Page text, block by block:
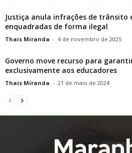
Justiça anula infrações de trânsito
enquadradas de forma ilegal
Thais Miranda - 4 de novembro de 2025
Governo move recurso para
exclusivamente aos educadores
Thais Miranda - 21 de maio de 2024